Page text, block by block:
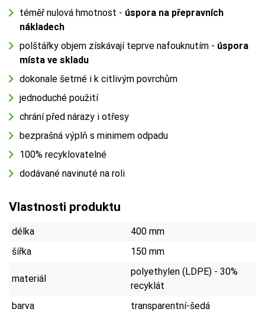
téměř nulová hmotnost - úspora na přepravních
nákladech
polštářky objem získávají teprve nafouknutím - úspora
místa ve skladu
dokonale šetrné i k citlivým povrchům
jednoduché použití
chrání před nárazy i otřesy
bezprašná výplň s minimem odpadu
100% recyklovatelné
dodávané navinuté na roli
Vlastnosti produktu
délka
400 mm
šířka
150 mm
materiál
polyethylen (LDPE) - 30%
recyklát
barva
transparentní-šedá